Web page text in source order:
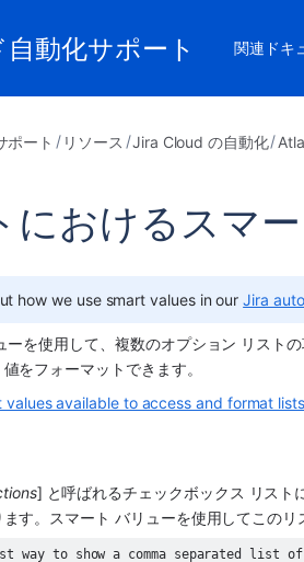
動化サポート 関連ドキ
ポート リソース Jira Cloud の自動化
におけるスマ
how we use smart values in our Jira
ーを使用して、複数のオプション リスト
をフォーマットできます。
values available to access and format lists
] と呼ばれるチェックボックス リスト
す。スマート バリューを使用してこのリ